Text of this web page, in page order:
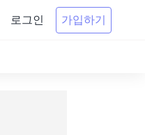
로그인 가입하기